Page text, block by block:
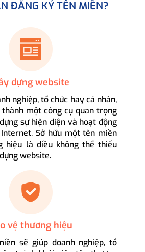
ĐĂNG KÝ TÊN MIỀN?
dựng website
nghiệp, tổ chức hay cá nhân,
một công cụ quan trọng
sự hiện diện và hoạt động
Sở hữu một tên miền
hiệu là điều không thể thiếu
website.
vệ thương hiệu
sẽ giúp doanh nghiệp, tổ